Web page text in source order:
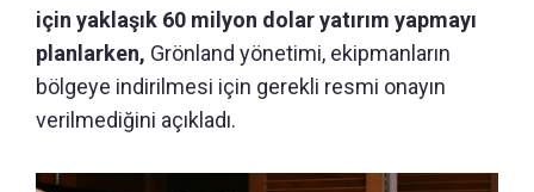
için yaklaşık 60 milyon dolar yatırım yapmayı
planlarken, Grönland yönetimi, ekipmanların
bölgeye indirilmesi için gerekli resmi onayın
verilmediğini açıkladı.